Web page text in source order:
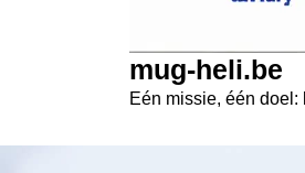
mug-heli.be
Eén missie, één